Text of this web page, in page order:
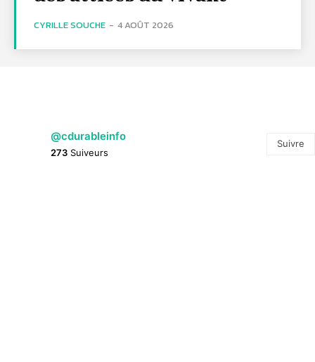
CYRILLE SOUCHE - 4 AOÛT 2026
@cdurableinfo
273 Suiveurs
Suivre